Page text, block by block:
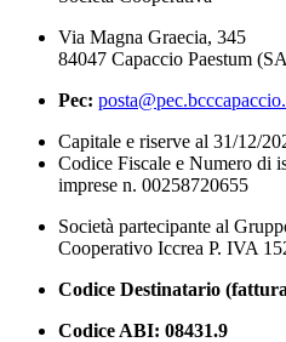
Via Magna Graecia, 345
84047 Capaccio Paestum
Pec:
Capitale e riserve al 31/12/
Codice Fiscale e Numero di
imprese n. 00258720655
Società partecipante al
Cooperativo Iccrea P. IVA
Codice Destinatario
Codice ABI: 08431.9